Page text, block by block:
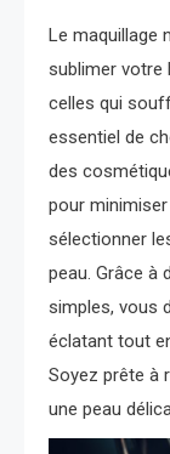
Le maquillage
sublimer votre
celles qui
essentiel de
des
pour
sélectionner
peau. Grâce à
simples, vous
éclatant tout
Soyez prête à
une peau